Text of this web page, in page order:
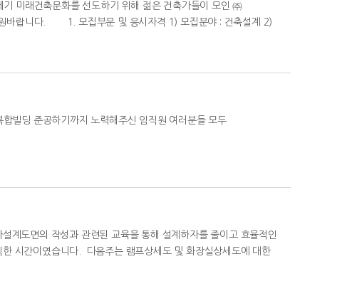
미래건축문화를 선도하기 위해 젊은 건축가들이 모인 ㈜
원바랍니다. 1. 모집부문 및 응시자격 1) 모집분야 : 건축설계 2)
빌딩 준공하기까지 노력해주신 임직원 여러분들 모두
계도면의 작성과 관련된 교육을 통해 설계하자를 줄이고 효율적인
시간이였습니다. 다음주는 램프상세도 및 화장실상세도에 대한